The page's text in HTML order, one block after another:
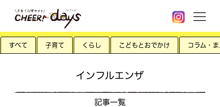
すべて 子育て くらし こどもとおでかけ コラム・
インフルエンザ
記事一覧